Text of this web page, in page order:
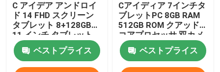
C アイデア アンドロイ
ド 14 FHD スクリーン
タブレット 8+128GB
11 インチ タブレット
PC For Adult Teen
P1300ベストプライス
Cアイディア 7インチタ
ブレットPC 8GB RAM
512GB ROM クアッド
コアプロセッサ 双カメ
ラWifi/BT ティーンズ
用ケース CM513 (赤)
ベストプライス